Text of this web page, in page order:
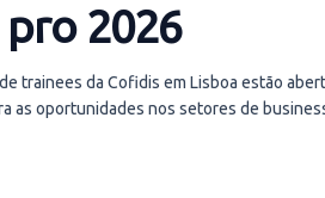
2026
trainees da Cofidis em Lisboa estão
as oportunidades nos setores de